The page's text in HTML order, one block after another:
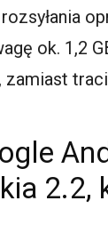
ok. 1,2
zamiast
2.2,